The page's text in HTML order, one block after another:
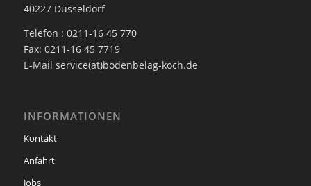
40227 Düsseldorf
Telefon : 0211-16 45 770
Fax: 0211-16 45 7719
E-Mail service(at)bodenbelag-koch.de
INFORMATIONEN
Kontakt
Anfahrt
Jobs